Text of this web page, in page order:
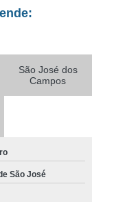
São José dos
Campos
São José